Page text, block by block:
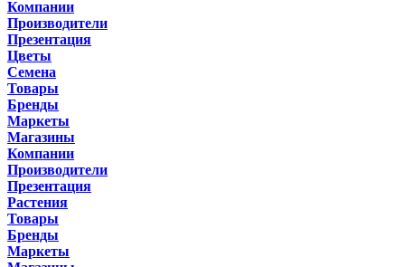
Компании
Производители
Презентация
Цветы
Семена
Товары
Бренды
Маркеты
Магазины
Компании
Производители
Презентация
Растения
Товары
Бренды
Маркеты